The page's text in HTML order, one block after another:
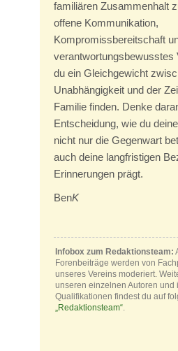
familiären Zusammenhalt
offene Kommunikation,
Kompromissbereitschaft
verantwortungsbewusstes
du ein Gleichgewicht
Unabhängigkeit und der
Familie finden. Denke
Entscheidung, wie du
nicht nur die Gegenwart
auch deine langfristigen
Erinnerungen prägt.
BenK
Infobox zum Redaktionsteam:
Forenbeiträge werden von
unseres Vereins moderiert.
unseren einzelnen Autoren und
Qualifikationen findest du auf
„Redaktionsteam“.